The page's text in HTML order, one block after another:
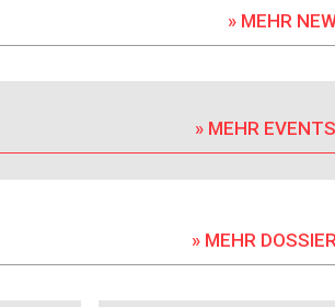
» MEHR
» MEHR
» MEHR